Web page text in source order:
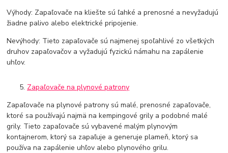
Výhody: Zapaľovače na kliešte sú ľahké a prenosné a nevyžadujú
žiadne palivo alebo elektrické pripojenie.
Nevýhody: Tieto zapaľovače sú najmenej spoľahlivé zo všetkých
druhov zapaľovačov a vyžadujú fyzickú námahu na zapálenie
uhľov.
Zapaľovače na plynové patrony
Zapaľovače na plynové patrony sú malé, prenosné zapaľovače,
ktoré sa používajú najmä na kempingové grily a podobné malé
grily. Tieto zapaľovače sú vybavené malým plynovým
kontajnerom, ktorý sa zapaľuje a generuje plameň, ktorý sa
používa na zapálenie uhľov alebo plynového grilu.